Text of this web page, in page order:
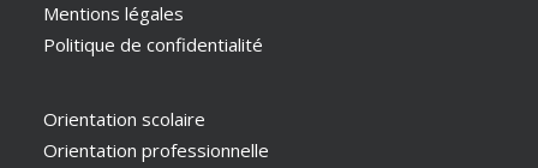
Mentions légales
Politique de confidentialité
Orientation scolaire
Orientation professionnelle